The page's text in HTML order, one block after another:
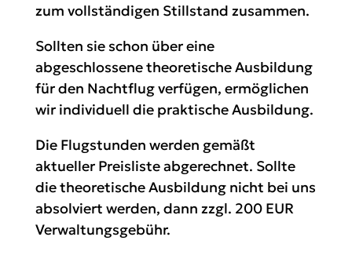
zum vollständigen Stillstand zusammen.
Sollten sie schon über eine
abgeschlossene theoretische Ausbildung
für den Nachtflug verfügen, ermöglichen
wir individuell die praktische Ausbildung.
Die Flugstunden werden gemäßt
aktueller Preisliste abgerechnet. Sollte
die theoretische Ausbildung nicht bei uns
absolviert werden, dann zzgl. 200 EUR
Verwaltungsgebühr.